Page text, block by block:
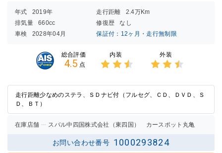
年式 2019年 走行距離
2.4万Km
排気量
660cc 修復歴
なし
車検
2028年04月 保証付：12ヶ月・走行無制限
総合評価
4.5 点
内装
2.5点
の評価
外装
2.5点
の評価
走行距離少なめのステラ、ＳＤナビ付（フルセグ、ＣＤ、ＤＶＤ、Ｓ
Ｄ、ＢＴ）
在庫店舗 スバル中四国株式会社（東四国） カースポット丸亀
お問い合わせ番号 1000293824